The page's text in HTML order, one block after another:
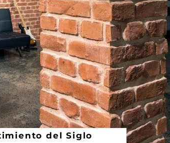
del Siglo